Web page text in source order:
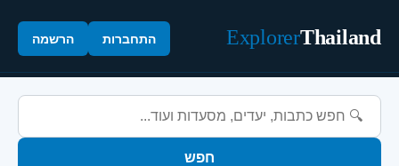
Thailand
Explorer התחברות הרשמה
חפש